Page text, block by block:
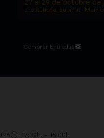
27 al 29 de octubre de
Institutional summit · Main
Comprar Entradas